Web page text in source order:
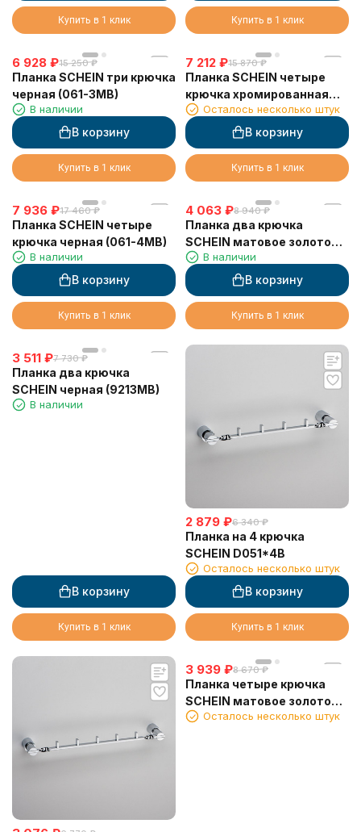
Купить в 1 клик Купить в 1 клик
6 928 ₽15 250 ₽
Планка SCHEIN три крючка
черная (061-3MB)
В наличии
В корзину
Купить в 1 клик
7 212 ₽15 870 ₽
Планка SCHEIN четыре
крючка хромированная
(061-4CH)
Осталось несколько штук
В корзину
Купить в 1 клик
7 936 ₽17 460 ₽
Планка SCHEIN четыре
крючка черная (061-4MB)
В наличии
В корзину
Купить в 1 клик
4 063 ₽8 940 ₽
Планка два крючка
SCHEIN матовое золото
(9213BG)
В наличии
В корзину
Купить в 1 клик
3 511 ₽7 730 ₽
Планка два крючка
SCHEIN черная (9213MB)
В наличии
В корзину
Купить в 1 клик
2 879 ₽6 340 ₽
Планка на 4 крючка
SCHEIN D051*4B
Осталось несколько штук
В корзину
Купить в 1 клик
3 939 ₽8 670 ₽
Планка четыре крючка
SCHEIN матовое золото
(9214BG)
Осталось несколько штук